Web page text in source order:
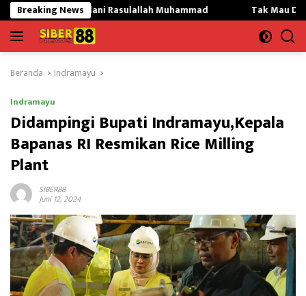
Langsung
ke
konten
Breaking News
Rasulallah Muhammad Tak Mau Dikritik,Kepsek
Beranda Indramayu
Indramayu
Didampingi Bupati Indramayu,Kepala
Bapanas RI Resmikan Rice Milling
Plant
SIBER88
Juni 12, 2024